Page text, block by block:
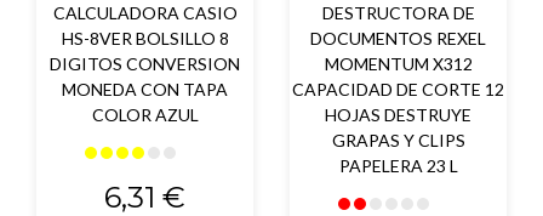
CALCULADORA CASIO
HS-8VER BOLSILLO 8
DIGITOS CONVERSION
MONEDA CON TAPA
COLOR AZUL
Precio
6,31 €
DESTRUCTORA DE
DOCUMENTOS REXEL
MOMENTUM X312
CAPACIDAD DE CORTE 12
HOJAS DESTRUYE
GRAPAS Y CLIPS
PAPELERA 23 L